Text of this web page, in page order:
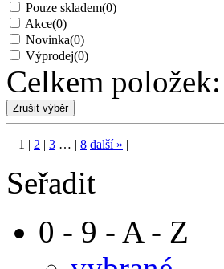
Pouze skladem(0)
Akce(0)
Novinka(0)
Výprodej(0)
Celkem položek:
1 2 3 … 8 další »
Seřadit
0 - 9 - A - Z